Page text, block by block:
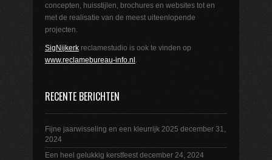
concepten, huisstijlen, brochures en websites tot en
met de realisatie van de meest uiteenlopende
projecten.
SigNijkerk reclamestudio is ook te vinden op
www.reclamebureau-info.nl
RECENTE BERICHTEN
Fijne jaarwisseling en een kleurrijk 2025 december 31,
2024
Een heel gelukkig kerstfeest december 24, 2024